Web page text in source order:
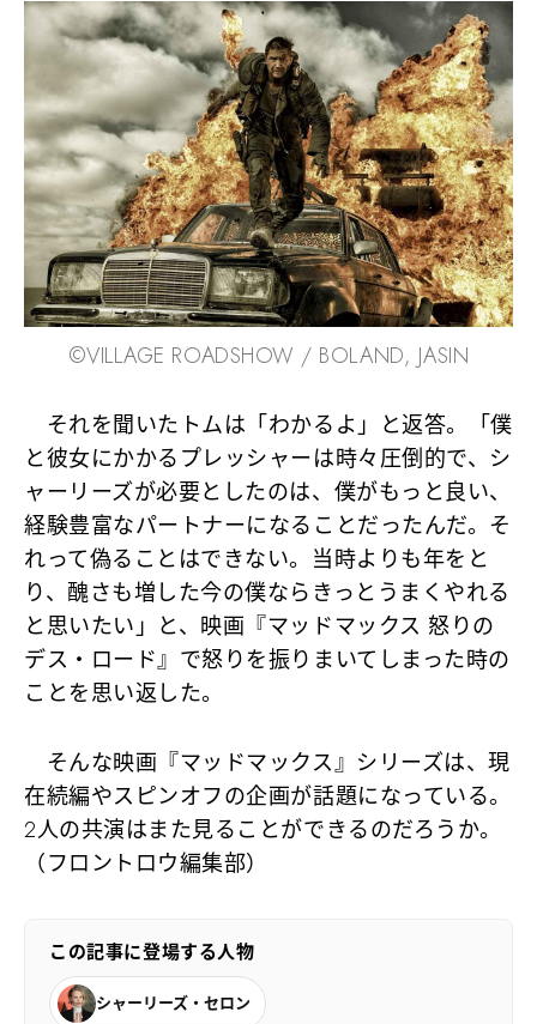
©︎VILLAGE ROADSHOW / BOLAND, JASIN
それを聞いたトムは「わかるよ」と返答。「僕
と彼女にかかるプレッシャーは時々圧倒的で、シ
ャーリーズが必要としたのは、僕がもっと良い、
経験豊富なパートナーになることだったんだ。そ
れって偽ることはできない。当時よりも年をと
り、醜さも増した今の僕ならきっとうまくやれる
と思いたい」と、映画『マッドマックス 怒りの
デス・ロード』で怒りを振りまいてしまった時の
ことを思い返した。
そんな映画『マッドマックス』シリーズは、現
在続編やスピンオフの企画が話題になっている。
2人の共演はまた見ることができるのだろうか。
（フロントロウ編集部）
この記事に登場する人物
シャーリーズ・セロン